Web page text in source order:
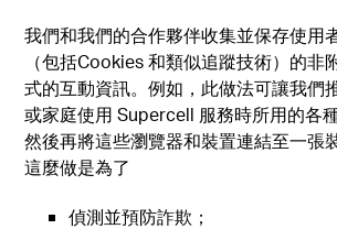
我們和我們的合作夥伴收集並保存使用
（包括Cookies 和類似追蹤技術）的非
式的互動資訊。例如，此做法可讓我們
或家庭使用 Supercell 服務時所用的各
然後再將這些瀏覽器和裝置連結至一張
這麼做是為了
偵測並預防詐欺；